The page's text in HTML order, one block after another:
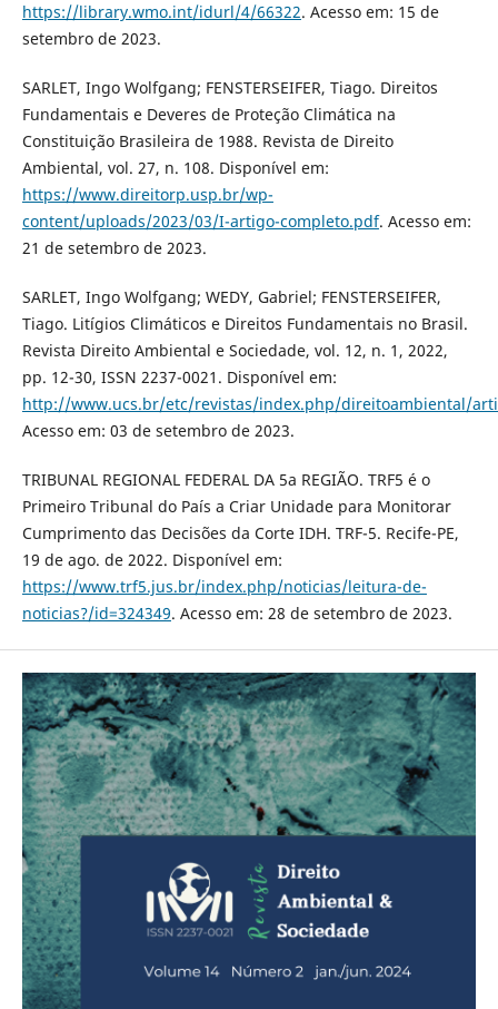
https://library.wmo.int/idurl/4/66322. Acesso em: 15 de
setembro de 2023.
SARLET, Ingo Wolfgang; FENSTERSEIFER, Tiago. Direitos
Fundamentais e Deveres de Proteção Climática na
Constituição Brasileira de 1988. Revista de Direito
Ambiental, vol. 27, n. 108. Disponível em:
https://www.direitorp.usp.br/wp-
content/uploads/2023/03/I-artigo-completo.pdf. Acesso em:
21 de setembro de 2023.
SARLET, Ingo Wolfgang; WEDY, Gabriel; FENSTERSEIFER,
Tiago. Litígios Climáticos e Direitos Fundamentais no Brasil.
Revista Direito Ambiental e Sociedade, vol. 12, n. 1, 2022,
pp. 12-30, ISSN 2237-0021. Disponível em:
http://www.ucs.br/etc/revistas/index.php/direitoambiental/
Acesso em: 03 de setembro de 2023.
TRIBUNAL REGIONAL FEDERAL DA 5a REGIÃO. TRF5 é o
Primeiro Tribunal do País a Criar Unidade para Monitorar
Cumprimento das Decisões da Corte IDH. TRF-5. Recife-PE,
19 de ago. de 2022. Disponível em:
https://www.trf5.jus.br/index.php/noticias/leitura-de-
noticias?/id=324349. Acesso em: 28 de setembro de 2023.